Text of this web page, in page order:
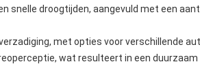
snelle droogtijden, aangevuld met een
met opties voor verschillende
wat resulteert in een